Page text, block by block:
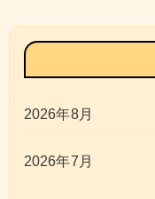
2026年8月
2026年7月